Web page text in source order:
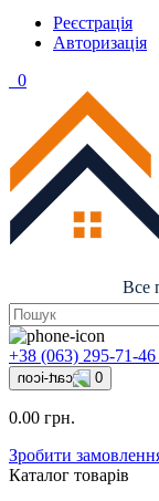
Реєстрація
Авторизація
0
Все
+38 (063) 295-71-46
0
0.00 грн.
Зробити
Каталог товарів